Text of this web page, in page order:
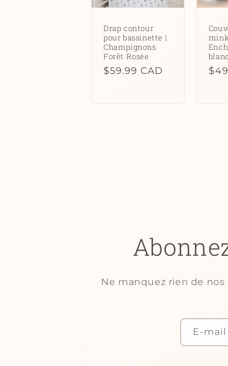
Drap contour
pour bassinette |
Champignons
Forêt Rosée
Prix
$59.99 CAD
blanc
Prix
Ne manquez rien de
E-mail